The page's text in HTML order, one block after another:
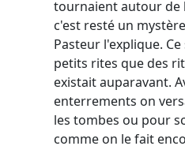
tournaient autour de
c'est resté un
Pasteur l'explique.
petits rites que des
existait auparavant.
enterrements on
les tombes ou pour
comme on le fait